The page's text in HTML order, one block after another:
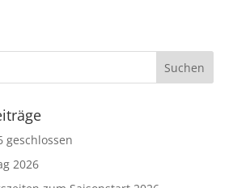
geschlossen
2026